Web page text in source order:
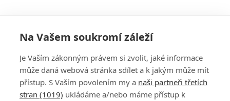
Na Vašem soukromí záleží
Je Vaším zákonným právem si zvolit, jaké informace
může daná webová stránka sdílet a k jakým může mít
přístup. S Vaším povolením my a naši partneři třetích
stran (1019) ukládáme a/nebo máme přístup k